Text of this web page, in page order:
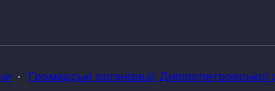
Громадські організації Дніпропетровської